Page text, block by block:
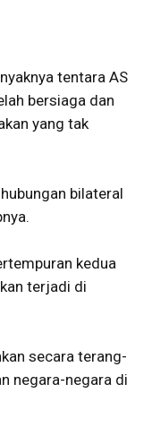
tentara AS
bersiaga dan
yang tak
bilateral
kedua
terjadi di
secara terang-
negara-negara di